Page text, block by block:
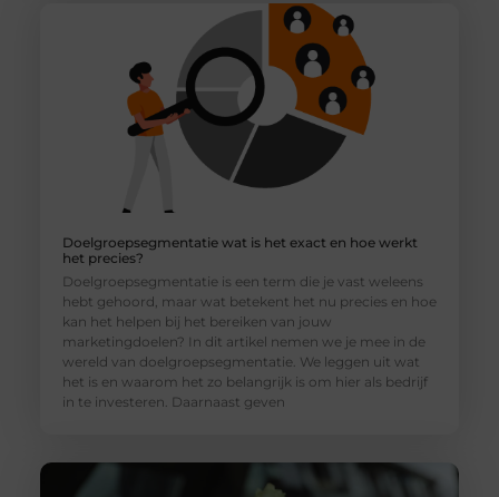
Doelgroepsegmentatie wat is het exact en hoe werkt
het precies?
Doelgroepsegmentatie is een term die je vast weleens
hebt gehoord, maar wat betekent het nu precies en hoe
kan het helpen bij het bereiken van jouw
marketingdoelen? In dit artikel nemen we je mee in de
wereld van doelgroepsegmentatie. We leggen uit wat
het is en waarom het zo belangrijk is om hier als bedrijf
in te investeren. Daarnaast geven